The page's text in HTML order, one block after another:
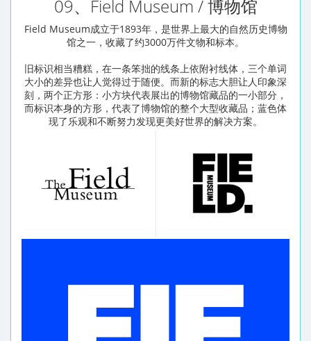
09、Field Museum / 博物馆
Field Museum成立于1893年，是世界上最大的自然历史博物
馆之一，收藏了约3000万件文物和标本。
旧标识相当糟糕，在一条笨拙的线条上依附衬线体，三个单词
大小的差异也让人觉得过于随便。而新的标志大胆让人印象深
刻，两个正方形：小方块代表展出的博物馆藏品的一小部分，
而标识本身的方形，代表了博物馆的整个大型收藏品；蓝色体
现了乐观和不断努力发现更美好世界的解决方案。